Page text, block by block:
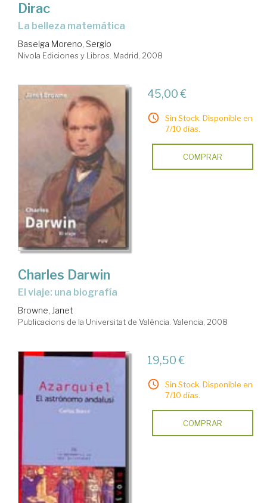
Dirac
la belleza matemática
Baselga Moreno, Sergio
Nivola Ediciones y Libros. Madrid, 2008
45,00 €
Sin Stock. Disponible en
7/10 días.
COMPRAR
Charles Darwin
el viaje: una biografía
Browne, Janet
Publicacions de la Universitat de València. Valencia, 2008
19,50 €
Sin Stock. Disponible en
7/10 días.
COMPRAR